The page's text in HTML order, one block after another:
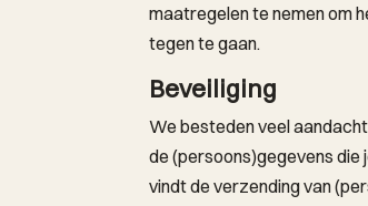
maatregelen te nemen om
tegen te gaan.
Beveiliging
We besteden veel
de (persoons)gegevens die
vindt de verzending van